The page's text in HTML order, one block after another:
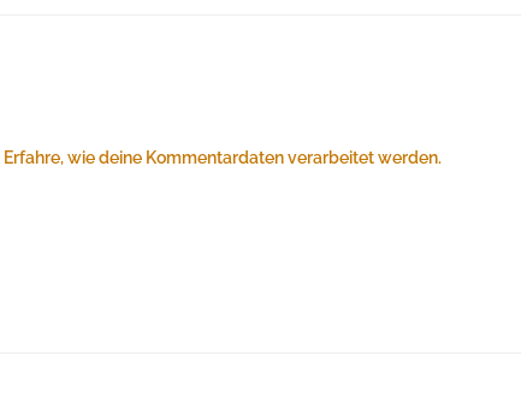
Erfahre, wie deine Kommentardaten verarbeitet werden.